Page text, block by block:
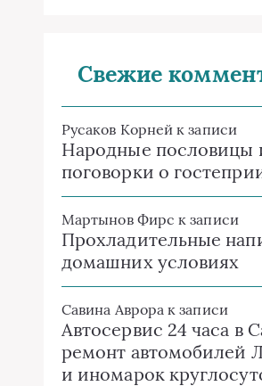
Свежие
Русаков Корней к записи
Народные пословицы
поговорки о
Мартынов Фирс к записи
Прохладительные
домашних условиях
Савина Аврора к записи
Автосервис 24 часа в
ремонт автомобилей
и иномарок